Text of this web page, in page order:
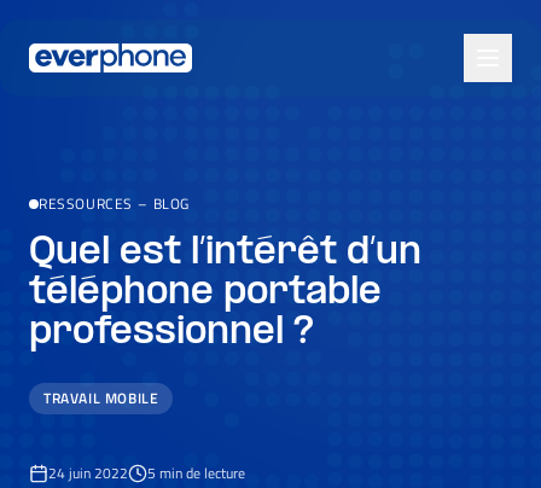
RESSOURCES – BLOG
Quel est l’intérêt d’un
téléphone portable
professionnel ?
TRAVAIL MOBILE
24 juin 2022 5 min de lecture